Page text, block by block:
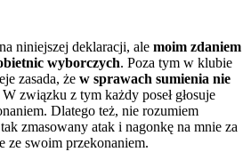
niniejszej deklaracji, ale moim zdaniem
wyborczych. Poza tym w klubie
zasada, że w sprawach sumienia nie
W związku z tym każdy poseł głosuje
Dlatego też, nie rozumiem
zmasowany atak i nagonkę na mnie za
ze swoim przekonaniem.